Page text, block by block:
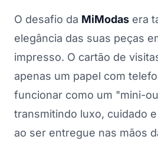
O desafio da MiModas era
elegância das suas peças
impresso. O cartão de
apenas um papel com
funcionar como um "mini-
transmitindo luxo, cuidado
ao ser entregue nas mãos